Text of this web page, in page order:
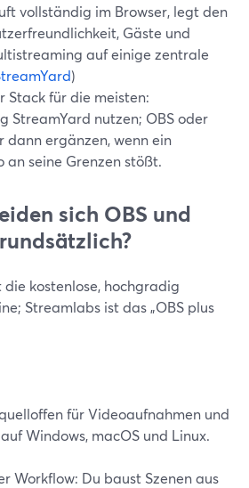
vollständig im Browser, legt den
Gäste und
auf einige zentrale
)
Stack für die meisten:
StreamYard nutzen; OBS oder
dann ergänzen, wenn ein
an seine Grenzen stößt.
sich OBS und
die kostenlose, hochgradig
Streamlabs ist das „OBS plus
für Videoaufnahmen und
Windows, macOS und Linux.
Workflow: Du baust Szenen aus